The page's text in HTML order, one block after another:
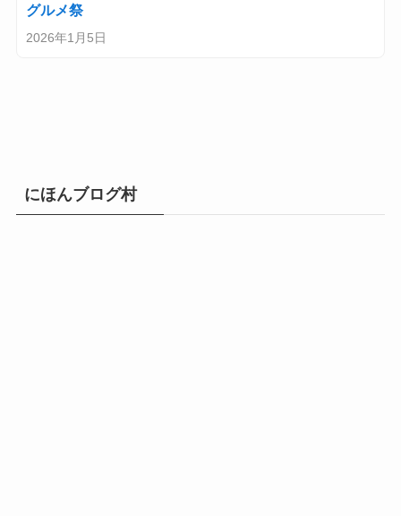
グルメ祭
2026年1月5日
にほんブログ村